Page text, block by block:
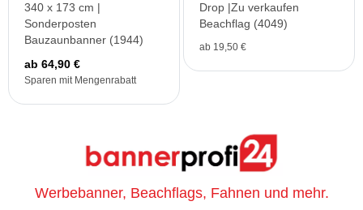
340 x 173 cm |
Sonderposten
Bauzaunbanner (1944)
ab 64,90 €
Sparen mit Mengenrabatt
Drop |Zu verkaufen
Beachflag (4049)
ab 19,50 €
Werbebanner, Beachflags, Fahnen und mehr.